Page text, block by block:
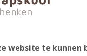
website te kunnen